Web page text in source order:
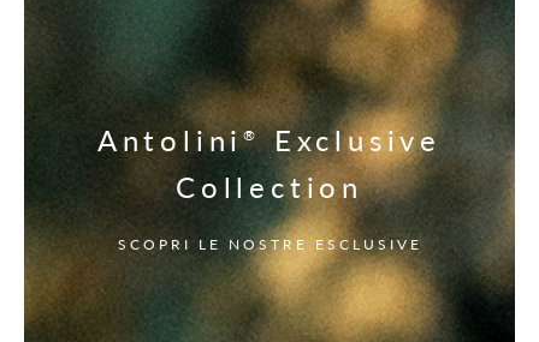
Antolini® Exclusive
Collection
SCOPRI LE NOSTRE ESCLUSIVE